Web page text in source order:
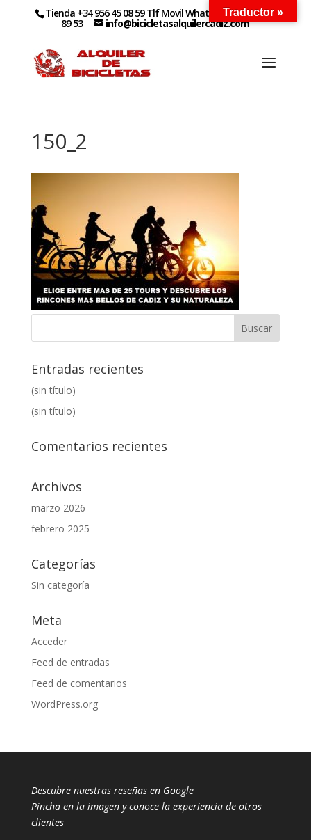
Tienda +34 956 45 08 59 Tlf Movil WhatsApp +34 627 14
89 53 info@bicicletasalquilercadiz.com
150_2
Entradas recientes
(sin título)
(sin título)
Comentarios recientes
Archivos
marzo 2026
febrero 2025
Categorías
Sin categoría
Meta
Acceder
Feed de entradas
Feed de comentarios
WordPress.org
Descubre nuestras reseñas en Google
Pincha en la imagen y conoce la experiencia de otros
clientes
Traductor »